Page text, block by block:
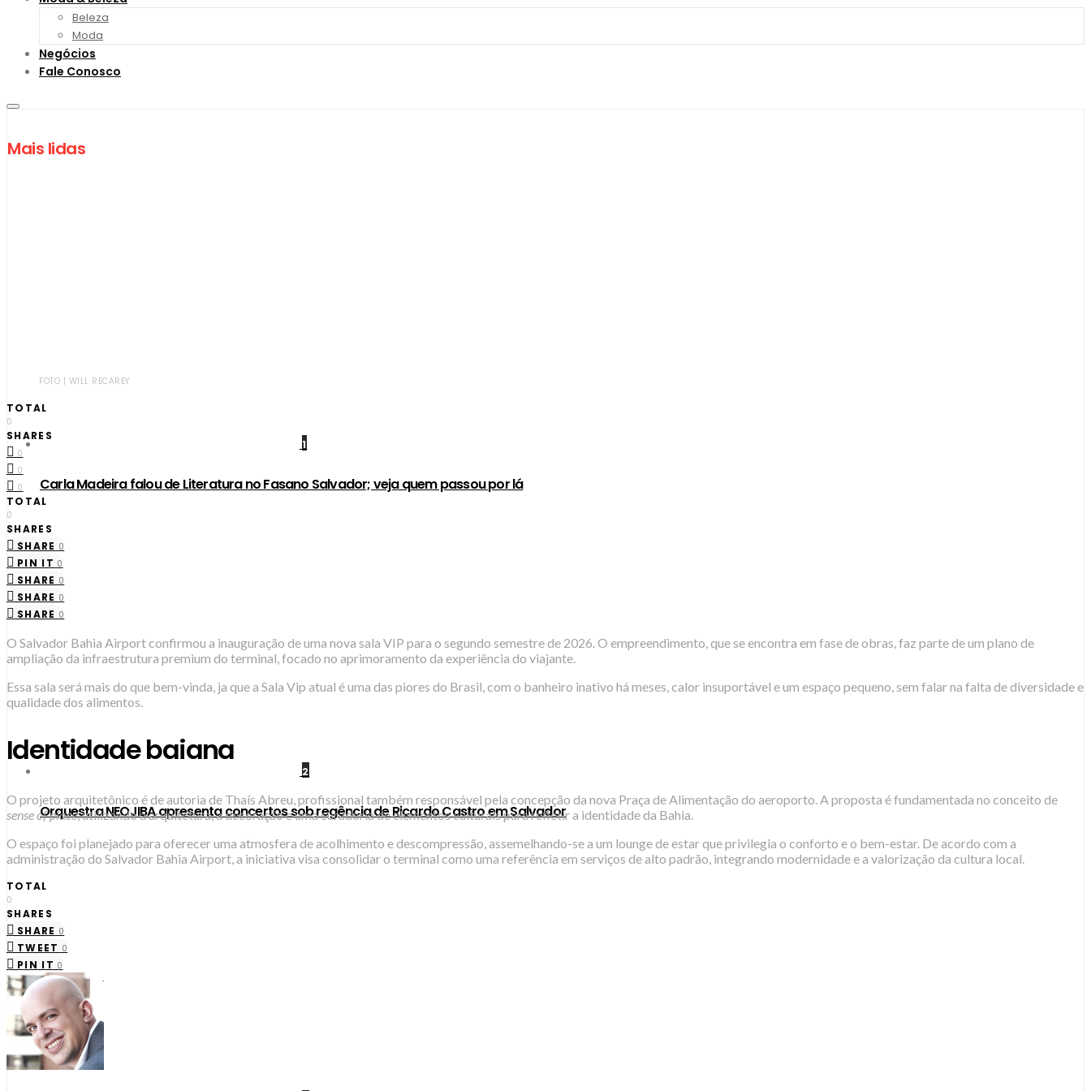
Beleza
Moda
Negócios
Fale Conosco
Mais lidas
1
Carla Madeira falou de Literatura no Fasano Salvador; veja quem passou por lá
2
Orquestra NEOJIBA apresenta concertos sob regência de Ricardo Castro em Salvador
FOTO | WILL RECAREY
TOTAL
0
SHARES
0
0
0
TOTAL
0
SHARES
SHARE 0
PIN IT 0
SHARE 0
SHARE 0
SHARE 0
O Salvador Bahia Airport confirmou a inauguração de uma nova sala VIP para o segundo semestre de 2026. O empreendimento, que se encontra em fase de obras, faz parte de um plano de
ampliação da infraestrutura premium do terminal, focado no aprimoramento da experiência do viajante.
Essa sala será mais do que bem-vinda, ja que a Sala Vip atual é uma das piores do Brasil, com o banheiro inativo há meses, calor insuportável e um espaço pequeno, sem falar na falta de diversidade e
qualidade dos alimentos.
Identidade baiana
O projeto arquitetônico é de autoria de Thaís Abreu, profissional também responsável pela concepção da nova Praça de Alimentação do aeroporto. A proposta é fundamentada no conceito de
sense of place, utilizando a arquitetura, a decoração e uma curadoria de elementos culturais para refletir a identidade da Bahia.
O espaço foi planejado para oferecer uma atmosfera de acolhimento e descompressão, assemelhando-se a um lounge de estar que privilegia o conforto e o bem-estar. De acordo com a
administração do Salvador Bahia Airport, a iniciativa visa consolidar o terminal como uma referência em serviços de alto padrão, integrando modernidade e a valorização da cultura local.
TOTAL
0
SHARES
SHARE 0
TWEET 0
PIN IT 0